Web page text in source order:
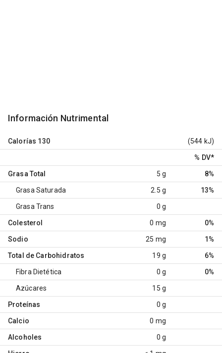
Información Nutrimental
Calorías 130 (544 kJ)
% DV*
Grasa Total 5 g 8%
Grasa Saturada 2.5 g 13%
Grasa Trans 0 g
Colesterol 0 mg 0%
Sodio 25 mg 1%
Total de Carbohidratos 19 g 6%
Fibra Dietética 0 g 0%
Azúcares 15 g
Proteínas 0 g
Calcio 0 mg
Alcoholes 0 g